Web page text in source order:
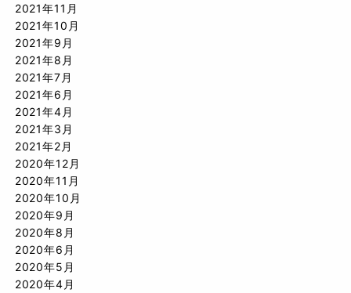
2021年11月
2021年10月
2021年9月
2021年8月
2021年7月
2021年6月
2021年4月
2021年3月
2021年2月
2020年12月
2020年11月
2020年10月
2020年9月
2020年8月
2020年6月
2020年5月
2020年4月